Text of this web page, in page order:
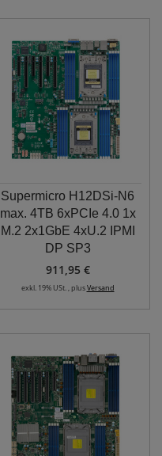
Supermicro H12DSi-N6
max. 4TB 6xPCIe 4.0 1x
M.2 2x1GbE 4xU.2 IPMI
DP SP3
911,95 €
exkl. 19% USt. , plusVersand